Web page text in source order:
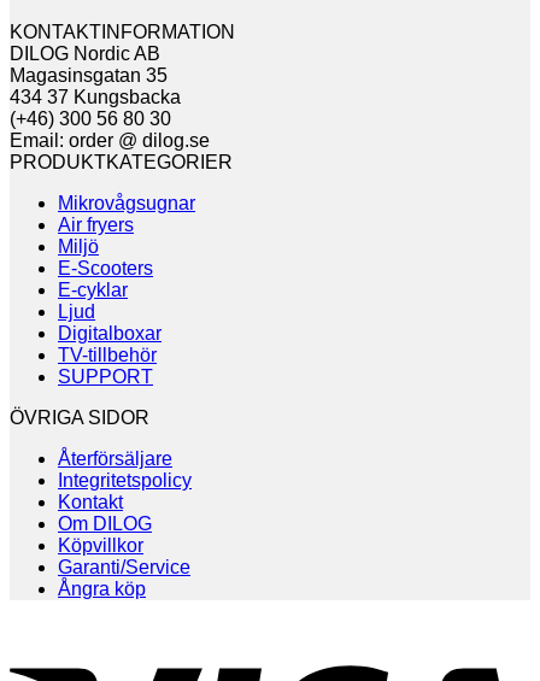
KONTAKTINFORMATION
DILOG Nordic AB
Magasinsgatan 35
434 37 Kungsbacka
(+46) 300 56 80 30
Email: order @ dilog.se
PRODUKTKATEGORIER
Mikrovågsugnar
Air fryers
Miljö
E-Scooters
E-cyklar
Ljud
Digitalboxar
TV-tillbehör
SUPPORT
ÖVRIGA SIDOR
Återförsäljare
Integritetspolicy
Kontakt
Om DILOG
Köpvillkor
Garanti/Service
Ångra köp